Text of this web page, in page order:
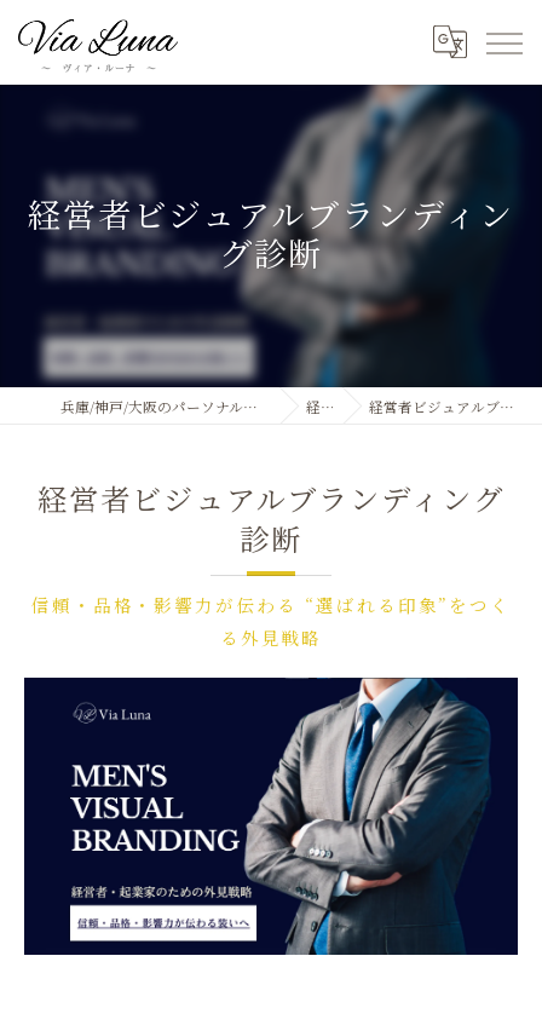
経営者ビジュアルブランディン
グ診断
兵庫/神戸/大阪のパーソナルカラー診断ならVia Luna 経営者 経営者ビジュアルブランディング診断
信頼・品格・影響力が伝わる “選ばれる印象”をつく
る外見戦略
経営者ビジュアルブランディング
診断